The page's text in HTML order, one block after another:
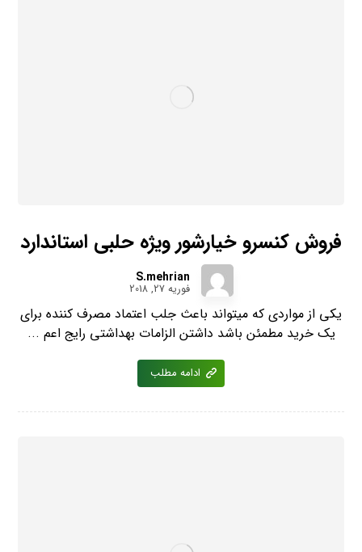
فروش کنسرو خیارشور ویژه حلبی استاندارد
S.mehrian
فوریه 27, 2018
یکی از مواردی که میتواند باعث جلب اعتماد مصرف کننده برای
یک خرید مطمئن باشد داشتن الزامات بهداشتی رایج اعم ...
ادامه مطلب